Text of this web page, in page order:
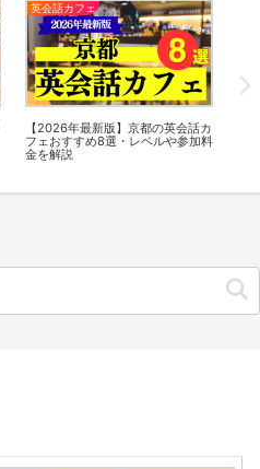
英会話カフェ
【2026年最新版】京都の英会話カ
フェおすすめ8選・レベルや参加料
金を解説